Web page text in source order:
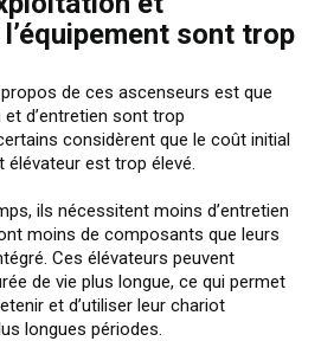
sont trop
de ces ascenseurs est que
d’entretien sont trop
considèrent que le coût initial
élévateur est trop élevé.
ils nécessitent moins d’entretien
moins de composants que leurs
Ces élévateurs peuvent
de vie plus longue, ce qui permet
et d’utiliser leur chariot
longues périodes.